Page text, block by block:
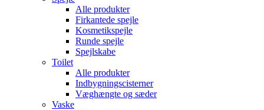
Alle produkter
Firkantede spejle
Kosmetikspejle
Runde spejle
Spejlskabe
Toilet
Alle produkter
Indbygnings­cisterner
Væghængte og sæder
Vaske